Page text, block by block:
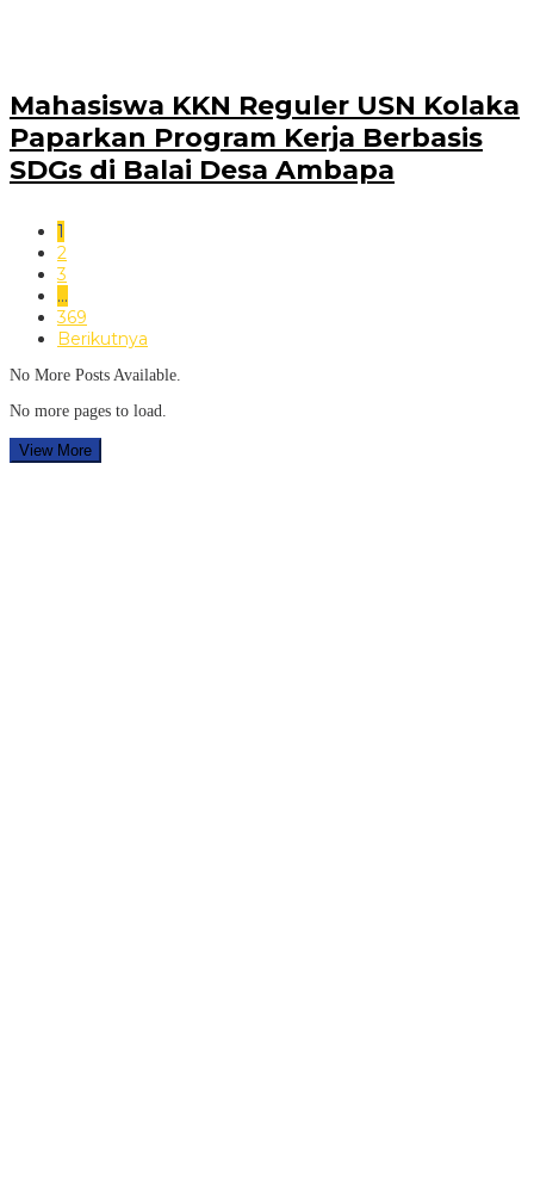
Mahasiswa KKN Reguler USN Kolaka
Paparkan Program Kerja Berbasis
SDGs di Balai Desa Ambapa
1
2
3
…
369
Berikutnya
No More Posts Available.
No more pages to load.
View More